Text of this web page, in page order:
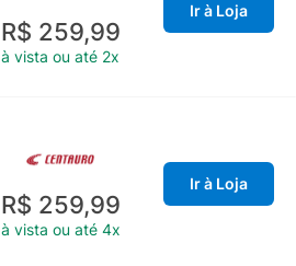
R$ 259,99
à vista ou até 2x
Ir à Loja
R$ 259,99
à vista ou até 4x
Ir à Loja